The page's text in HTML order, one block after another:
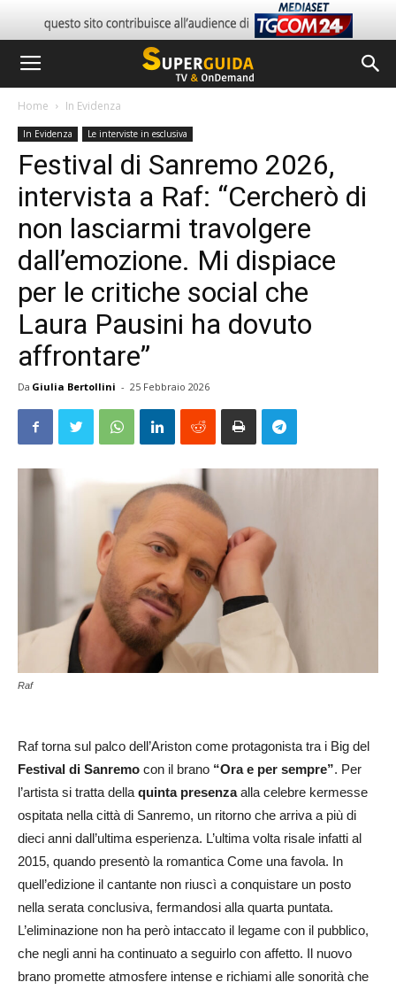
Home In Evidenza
In Evidenza Le interviste in esclusiva
Festival di Sanremo 2026,
intervista a Raf: “Cercherò di
non lasciarmi travolgere
dall’emozione. Mi dispiace
per le critiche social che
Laura Pausini ha dovuto
affrontare”
Da Giulia Bertollini - 25 Febbraio 2026
Raf
Raf torna sul palco dell’Ariston come protagonista tra i Big del
Festival di Sanremo con il brano “Ora e per sempre”. Per
l’artista si tratta della quinta presenzaalla celebre kermesse
ospitata nella città di Sanremo, un ritorno che arriva a più di
dieci anni dall’ultima esperienza. L’ultima volta risale infatti al
2015, quando presentò la romantica Come una favola. In
quell’edizione il cantante non riuscì a conquistare un posto
nella serata conclusiva, fermandosi alla quarta puntata.
L’eliminazione non ha però intaccato il legame con il pubblico,
che negli anni ha continuato a seguirlo con affetto. Il nuovo
brano promette atmosfere intense e richiami alle sonorità che